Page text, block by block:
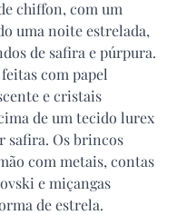
chiffon, com um
uma noite estrelada,
de safira e púrpura.
com papel
e cristais
de um tecido lurex
safira. Os brincos
com metais, contas
e miçangas
de estrela.